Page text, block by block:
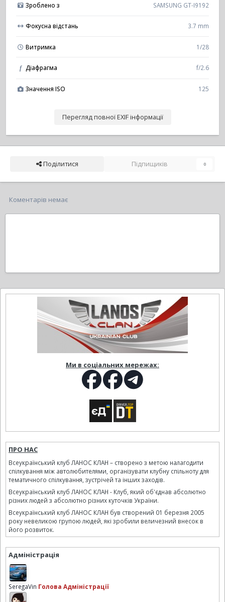
Зроблено з SAMSUNG GT-I9192
Фокусна відстань 3.7 mm
Витримка 1/28
f Діафрагма f/2.6
Значення ISO 125
Перегляд повної EXIF інформації
Поділитися Підпищиків 0
Коментарів немає
Ми в соціальних мережах:
ПРО НАС
Всеукраїнський клуб ЛАНОС КЛАН – створено з метою налагодити
спілкування між автолюбителями, організувати клубну спільноту для
тематичного спілкування, зустрічей та інших заходів.
Всеукраїнський клуб ЛАНОС КЛАН - Клуб, який об'єднав абсолютно
різних людей з абсолютно різних куточків України.
Всеукраїнський клуб ЛАНОС КЛАН був створений 01 березня 2005
року невеликою групою людей, які зробили величезний внесок в
його розвиток.
Адміністрація
SeregaVin Голова Адміністрації